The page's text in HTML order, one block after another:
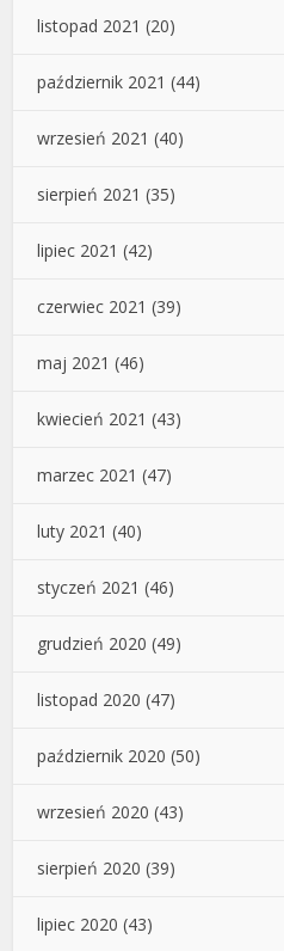
listopad 2021 (20)
październik 2021 (44)
wrzesień 2021 (40)
sierpień 2021 (35)
lipiec 2021 (42)
czerwiec 2021 (39)
maj 2021 (46)
kwiecień 2021 (43)
marzec 2021 (47)
luty 2021 (40)
styczeń 2021 (46)
grudzień 2020 (49)
listopad 2020 (47)
październik 2020 (50)
wrzesień 2020 (43)
sierpień 2020 (39)
lipiec 2020 (43)